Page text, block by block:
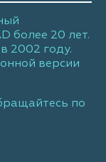
более 20 лет.
2002 году.
версии
по